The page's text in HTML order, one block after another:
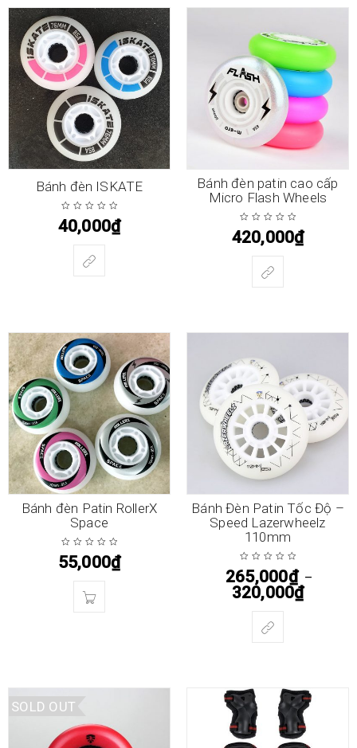
Bánh đèn ISKATE
40,000₫
Bánh đèn patin cao cấp
Micro Flash Wheels
420,000₫
Bánh đèn Patin RollerX
Space
55,000₫
Bánh Đèn Patin Tốc Độ –
Speed Lazerwheelz
110mm
265,000₫ –
320,000₫
SOLD OUT